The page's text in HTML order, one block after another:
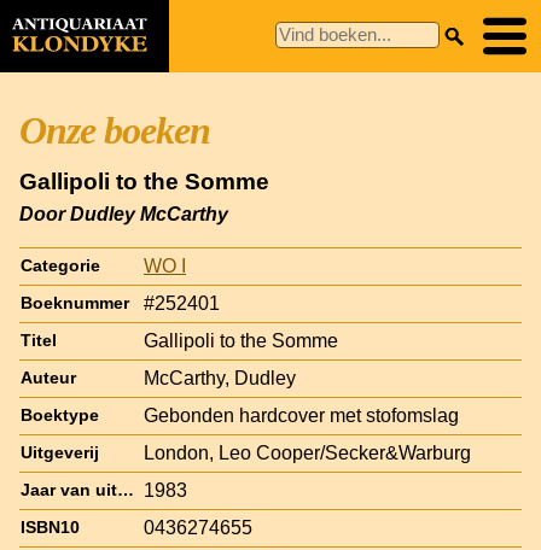
Onze boeken
Gallipoli to the Somme
Door Dudley McCarthy
Categorie WO I
Boeknummer #252401
Titel Gallipoli to the Somme
Auteur McCarthy, Dudley
Boektype Gebonden hardcover met stofomslag
Uitgeverij London, Leo Cooper/Secker&Warburg
Jaar van uitgave 1983
ISBN10 0436274655